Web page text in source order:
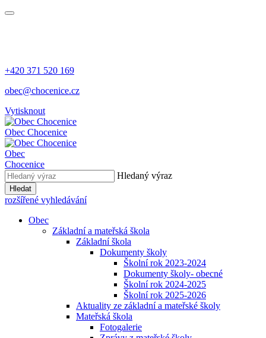
+420 371 520 169
obec@chocenice.cz
Vytisknout
Obec Chocenice
Obec
Chocenice
Hledaný výraz
Hledat
rozšířené vyhledávání
Obec
Základní a mateřská škola
Základní škola
Dokumenty školy
Školní rok 2023-2024
Dokumenty školy- obecné
Školní rok 2024-2025
Školní rok 2025-2026
Aktuality ze základní a mateřské školy
Mateřská škola
Fotogalerie